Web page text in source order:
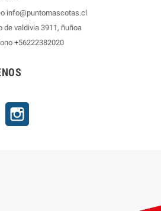
info@puntomascotas.cl
de valdivia 3911, ñuñoa
+56222382020
Facebook